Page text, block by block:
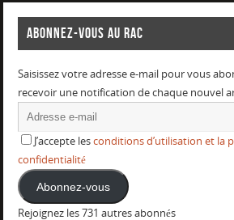
ABONNEZ-VOUS AU RAC
Saisissez votre adresse e-mail pour vous
recevoir une notification de chaque nouvel
J’accepte lesconditions d’utilisation et la
confidentialité
Abonnez-vous
Rejoignez les 731 autres abonnés